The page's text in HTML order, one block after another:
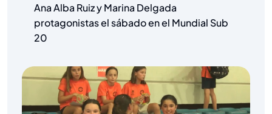
Ana Alba Ruiz y Marina Delgada
protagonistas el sábado en el Mundial Sub
20